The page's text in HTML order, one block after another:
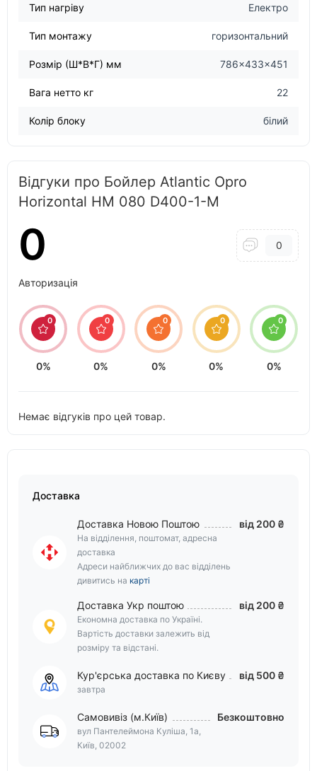
Тип нагріву Електро
Тип монтажу горизонтальний
Розмір (Ш*В*Г) мм 786x433x451
Вага нетто кг 22
Колір блоку білий
Відгуки про Бойлер Atlantic Opro
Horizontal HM 080 D400-1-M
0 0
Авторизація
0
0%
0
0%
0
0%
0
0%
0
0%
Немає відгуків про цей товар.
Доставка
Доставка Новою Поштою
На відділення, поштомат, адресна
доставка
Адреси найближчих до вас відділень
дивитись на карті
від 200 ₴
Доставка Укр поштою
Економна доставка по Україні.
Вартість доставки залежить від
розміру та відстані.
від 200 ₴
Кур'єрська доставка по Києву
завтра
від 500 ₴
Самовивіз (м.Київ)
вул Пантелеймона Куліша, 1а,
Київ, 02002
Безкоштовно